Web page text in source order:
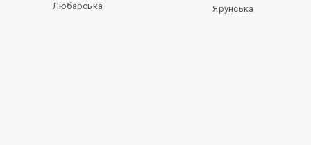
Любарська
Ярунська